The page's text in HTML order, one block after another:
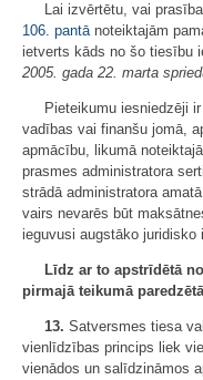
Lai izvērtētu, vai
106. pantānoteiktajām
ietverts kāds no šo tiesību
2005. gada 22. marta
Pieteikumu iesniedzēji
vadības vai finanšu jomā,
apmācību, likumā
prasmes administratora
strādā administratora
vairs nevarēs būt
ieguvusi augstāko juridisko
Līdz ar to apstrīdētā
pirmajā teikumā
13. Satversmes tiesa
vienlīdzības princips liek
vienādos un salīdzināmos